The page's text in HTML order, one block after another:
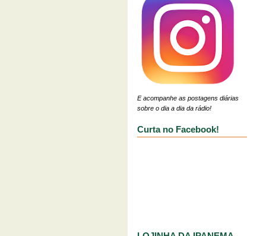
E acompanhe as postagens diárias
sobre o dia a dia da rádio!
Curta no Facebook!